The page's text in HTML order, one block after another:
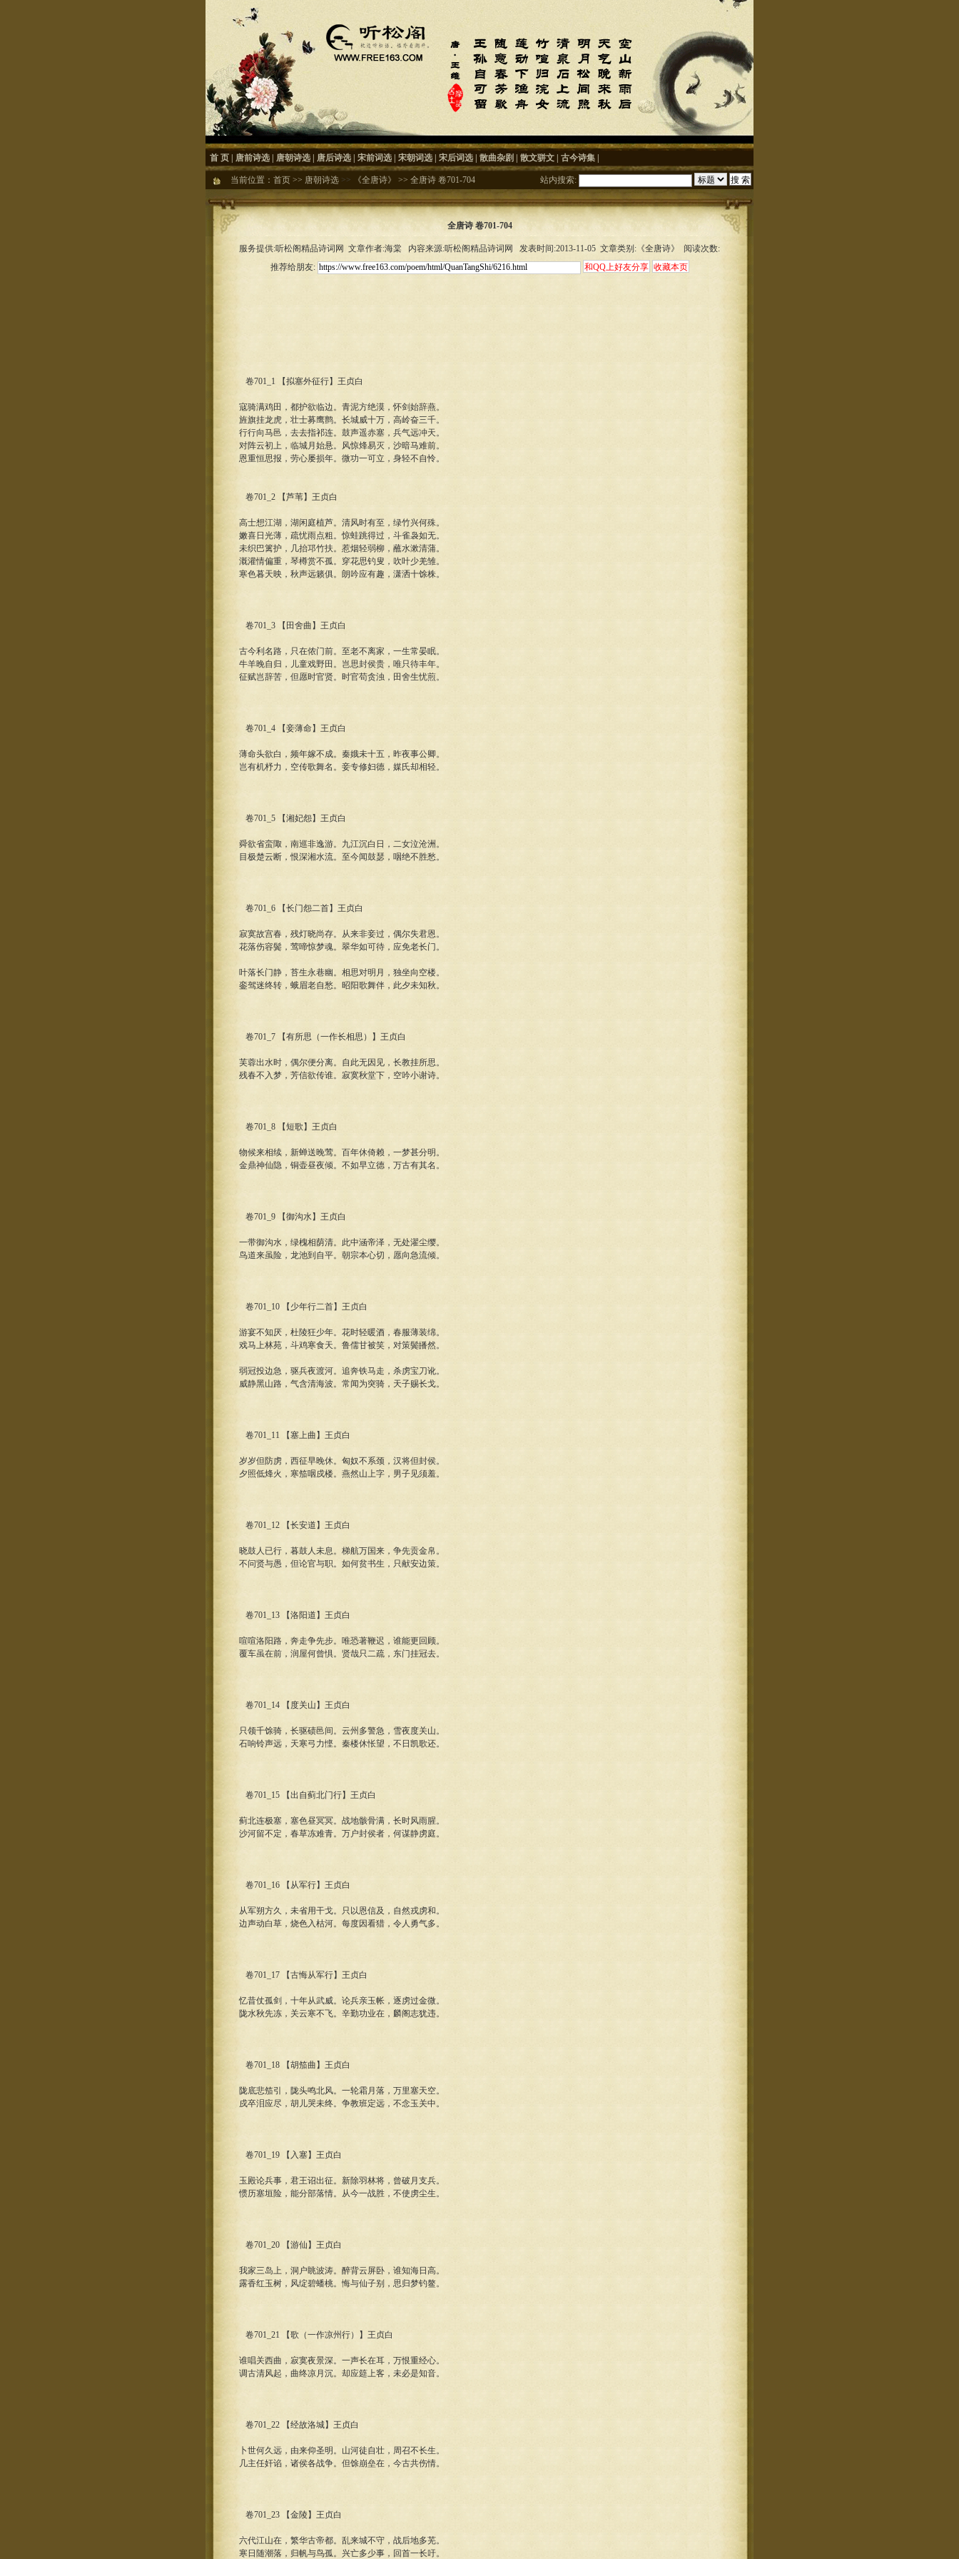
首 页 唐前诗选 唐朝诗选 唐后诗选 宋前词选 宋朝词选 宋后词选 散曲杂剧 散文骈文 古今诗集
当前位置： 首页 >> 唐朝诗选 >> 《全唐诗》 >> 全唐诗 卷701-704 站内搜索:
全唐诗 卷701-704
服务提供:听松阁精品诗词网 文章作者:海棠 内容来源:听松阁精品诗词网 发表时间:2013-11-05 文章类别:《全唐诗》 阅读次数:
推荐给朋友:
卷701_1 【拟塞外征行】王贞白
寇骑满鸡田，都护欲临边。青泥方绝漠，怀剑始辞燕。
旌旗挂龙虎，壮士募鹰鹯。长城威十万，高岭奋三千。
行行向马邑，去去指祁连。鼓声遥赤塞，兵气远冲天。
对阵云初上，临城月始悬。风惊烽易灭，沙暗马难前。
恩重恒思报，劳心屡损年。微功一可立，身轻不自怜。
卷701_2 【芦苇】王贞白
高士想江湖，湖闲庭植芦。清风时有至，绿竹兴何殊。
嫩喜日光薄，疏忧雨点粗。惊蛙跳得过，斗雀袅如无。
未织巴篱护，几抬邛竹扶。惹烟轻弱柳，蘸水漱清蒲。
溉灌情偏重，琴樽赏不孤。穿花思钓叟，吹叶少羌雏。
寒色暮天映，秋声远籁俱。朗吟应有趣，潇洒十馀株。
卷701_3 【田舍曲】王贞白
古今利名路，只在侬门前。至老不离家，一生常晏眠。
牛羊晚自归，儿童戏野田。岂思封侯贵，唯只待丰年。
征赋岂辞苦，但愿时官贤。时官苟贪浊，田舍生忧煎。
卷701_4 【妾薄命】王贞白
薄命头欲白，频年嫁不成。秦娥未十五，昨夜事公卿。
岂有机杼力，空传歌舞名。妾专修妇德，媒氏却相轻。
卷701_5 【湘妃怨】王贞白
舜欲省蛮陬，南巡非逸游。九江沉白日，二女泣沧洲。
目极楚云断，恨深湘水流。至今闻鼓瑟，咽绝不胜愁。
卷701_6 【长门怨二首】王贞白
寂寞故宫春，残灯晓尚存。从来非妾过，偶尔失君恩。
花落伤容鬓，莺啼惊梦魂。翠华如可待，应免老长门。
叶落长门静，苔生永巷幽。相思对明月，独坐向空楼。
銮驾迷终转，蛾眉老自愁。昭阳歌舞伴，此夕未知秋。
卷701_7 【有所思（一作长相思）】王贞白
芙蓉出水时，偶尔便分离。自此无因见，长教挂所思。
残春不入梦，芳信欲传谁。寂寞秋堂下，空吟小谢诗。
卷701_8 【短歌】王贞白
物候来相续，新蝉送晚莺。百年休倚赖，一梦甚分明。
金鼎神仙隐，铜壶昼夜倾。不如早立德，万古有其名。
卷701_9 【御沟水】王贞白
一带御沟水，绿槐相荫清。此中涵帝泽，无处濯尘缨。
鸟道来虽险，龙池到自平。朝宗本心切，愿向急流倾。
卷701_10 【少年行二首】王贞白
游宴不知厌，杜陵狂少年。花时轻暖酒，春服薄装绵。
戏马上林苑，斗鸡寒食天。鲁儒甘被笑，对策鬓皤然。
弱冠投边急，驱兵夜渡河。追奔铁马走，杀虏宝刀讹。
威静黑山路，气含清海波。常闻为突骑，天子赐长戈。
卷701_11 【塞上曲】王贞白
岁岁但防虏，西征早晚休。匈奴不系颈，汉将但封侯。
夕照低烽火，寒笳咽戍楼。燕然山上字，男子见须羞。
卷701_12 【长安道】王贞白
晓鼓人已行，暮鼓人未息。梯航万国来，争先贡金帛。
不问贤与愚，但论官与职。如何贫书生，只献安边策。
卷701_13 【洛阳道】王贞白
喧喧洛阳路，奔走争先步。唯恐著鞭迟，谁能更回顾。
覆车虽在前，润屋何曾惧。贤哉只二疏，东门挂冠去。
卷701_14 【度关山】王贞白
只领千馀骑，长驱碛邑间。云州多警急，雪夜度关山。
石响铃声远，天寒弓力悭。秦楼休怅望，不日凯歌还。
卷701_15 【出自蓟北门行】王贞白
蓟北连极塞，塞色昼冥冥。战地骸骨满，长时风雨腥。
沙河留不定，春草冻难青。万户封侯者，何谋静虏庭。
卷701_16 【从军行】王贞白
从军朔方久，未省用干戈。只以恩信及，自然戎虏和。
边声动白草，烧色入枯河。每度因看猎，令人勇气多。
卷701_17 【古悔从军行】王贞白
忆昔仗孤剑，十年从武威。论兵亲玉帐，逐虏过金微。
陇水秋先冻，关云寒不飞。辛勤功业在，麟阁志犹违。
卷701_18 【胡笳曲】王贞白
陇底悲笳引，陇头鸣北风。一轮霜月落，万里塞天空。
戍卒泪应尽，胡儿哭未终。争教班定远，不念玉关中。
卷701_19 【入塞】王贞白
玉殿论兵事，君王诏出征。新除羽林将，曾破月支兵。
惯历塞垣险，能分部落情。从今一战胜，不使虏尘生。
卷701_20 【游仙】王贞白
我家三岛上，洞户眺波涛。醉背云屏卧，谁知海日高。
露香红玉树，风绽碧蟠桃。悔与仙子别，思归梦钓鳌。
卷701_21 【歌（一作凉州行）】王贞白
谁唱关西曲，寂寞夜景深。一声长在耳，万恨重经心。
调古清风起，曲终凉月沉。却应筵上客，未必是知音。
卷701_22 【经故洛城】王贞白
卜世何久远，由来仰圣明。山河徒自壮，周召不长生。
几主任奸谄，诸侯各战争。但馀崩垒在，今古共伤情。
卷701_23 【金陵】王贞白
六代江山在，繁华古帝都。乱来城不守，战后地多芜。
寒日随潮落，归帆与鸟孤。兴亡多少事，回首一长吁。